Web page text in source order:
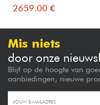
2659.00 €
Mis niets
door onze
Blijf op de hoogte van
aanbiedingen, nieuwe